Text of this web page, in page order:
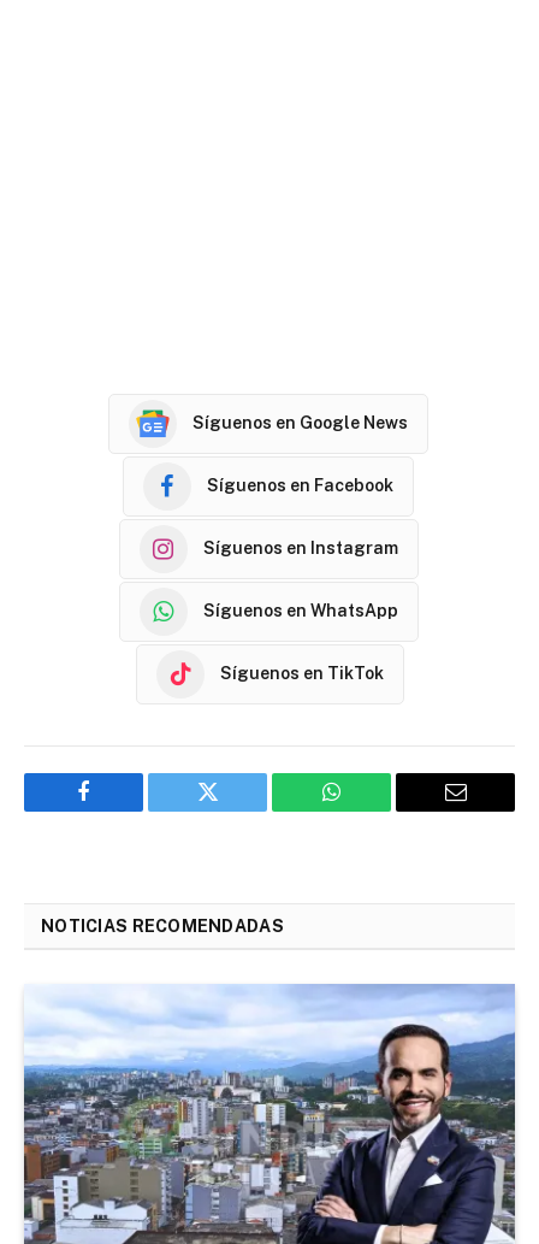
Síguenos en Google News
Síguenos en Facebook
Síguenos en Instagram
Síguenos en WhatsApp
Síguenos en TikTok
Facebook Twitter WhatsApp Email
NOTICIAS RECOMENDADAS